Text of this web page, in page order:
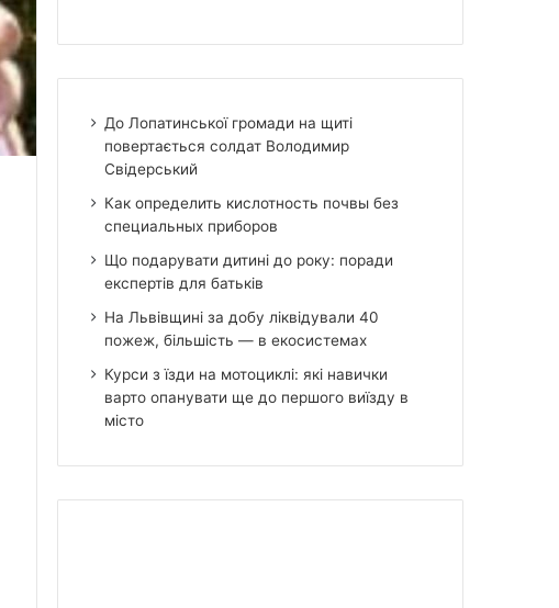
До Лопатинської громади на щиті
повертається солдат Володимир
Свідерський
Как определить кислотность почвы без
специальных приборов
Що подарувати дитині до року: поради
експертів для батьків
На Львівщині за добу ліквідували 40
пожеж, більшість — в екосистемах
Курси з їзди на мотоциклі: які навички
варто опанувати ще до першого виїзду в
місто